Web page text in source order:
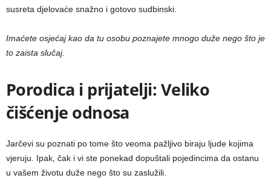
susreta djelovaće snažno i gotovo sudbinski.
Imaćete osjećaj kao da tu osobu poznajete mnogo duže nego što je
to zaista slučaj.
Porodica i prijatelji: Veliko
čišćenje odnosa
Jarčevi su poznati po tome što veoma pažljivo biraju ljude kojima
vjeruju. Ipak, čak i vi ste ponekad dopuštali pojedincima da ostanu
u vašem životu duže nego što su zaslužili.